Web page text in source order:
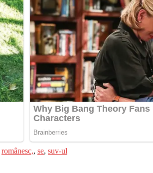
românesc,, se, suv-ul